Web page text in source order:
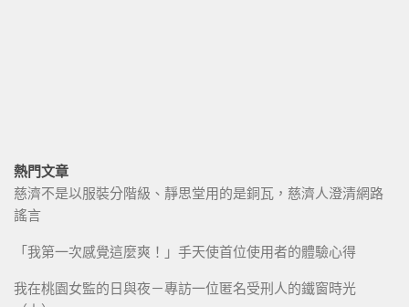
熱門文章
慈濟不是以服裝分階級、靜思堂用的是銅瓦，慈濟人澄清網路
謠言
「我第一次感覺這麼爽！」手天使首位使用者的體驗心得
我在桃園女監的日與夜－專訪一位匿名受刑人的鐵窗時光